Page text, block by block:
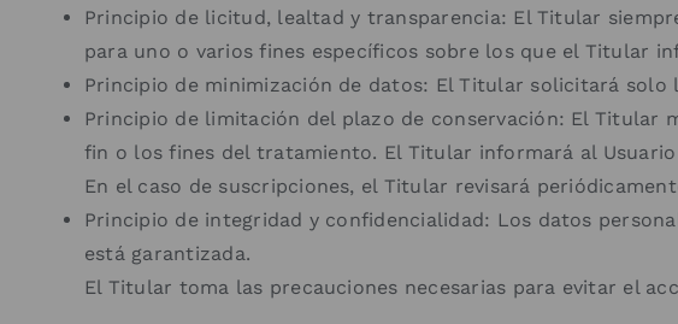
Principio de licitud, lealtad y transparencia: El Titular
para uno o varios fines específicos sobre los que el Titular
Principio de minimización de datos: El Titular solicitará
Principio de limitación del plazo de conservación: El Titular
fin o los fines del tratamiento. El Titular informará al
En el caso de suscripciones, el Titular revisará
Principio de integridad y confidencialidad: Los datos
está garantizada.
El Titular toma las precauciones necesarias para evitar el